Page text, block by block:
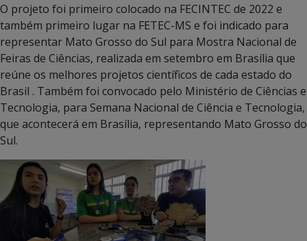
O projeto foi primeiro colocado na FECINTEC de 2022 e
também primeiro lugar na FETEC-MS e foi indicado para
representar Mato Grosso do Sul para Mostra Nacional de
Feiras de Ciências, realizada em setembro em Brasília que
reúne os melhores projetos científicos de cada estado do
Brasil . Também foi convocado pelo Ministério de Ciências e
Tecnologia, para Semana Nacional de Ciência e Tecnologia,
que acontecerá em Brasília, representando Mato Grosso do
Sul.